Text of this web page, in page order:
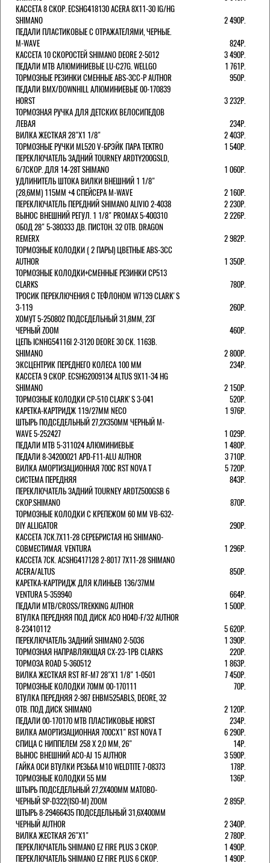
КАССЕТА 8 СКОР. ECSHG418130 ACERA 8Х11-30 IG/HG
SHIMANO
2 490Р.
ПЕДАЛИ ПЛАСТИКОВЫЕ С ОТРАЖАТЕЛЯМИ, ЧЕРНЫЕ.
M-WAVE
824Р.
КАССЕТА 10 СКОРОСТЕЙ SHIMANO DEORE 2-5012
3 490Р.
ПЕДАЛИ MTB АЛЮМИНИЕВЫЕ LU-C27G. WELLGO
1 761Р.
ТОРМОЗНЫЕ РЕЗИНКИ СМЕННЫЕ ABS-3CC-P AUTHOR
950Р.
ПЕДАЛИ BMX/DOWNHILL АЛЮМИНИЕВЫЕ 00-170839
HORST
3 232Р.
ТОРМОЗНАЯ РУЧКА ДЛЯ ДЕТСКИХ ВЕЛОСИПЕДОВ
ЛЕВАЯ
234Р.
ВИЛКА ЖЕСТКАЯ 28"Х1 1/8"
2 403Р.
ТОРМОЗНЫЕ РУЧКИ ML520 V-БРЭЙК ПАРА TEKTRO
1 540Р.
ПЕРЕКЛЮЧАТЕЛЬ ЗАДНИЙ TOURNEY ARDTY200GSLD,
6/7СКОР. ДЛЯ 14-28T SHIMANO
1 060Р.
УДЛИНИТЕЛЬ ШТОКА ВИЛКИ ВНЕШНИЙ 1 1/8"
(28,6ММ) 115ММ +4 СПЕЙСЕРА M-WAVE
2 160Р.
ПЕРЕКЛЮЧАТЕЛЬ ПЕРЕДНИЙ SHIMANO ALIVIO 2-4038
2 230Р.
ВЫНОС ВНЕШНИЙ РЕГУЛ. 1 1/8" PROMAX 5-400310
2 226Р.
ОБОД 28" 5-380333 ДВ. ПИСТОН. 32 ОТВ. DRAGON
REMERX
2 982Р.
ТОРМОЗНЫЕ КОЛОДКИ ( 2 ПАРЫ) ЦВЕТНЫЕ ABS-3CC
AUTHOR
1 350Р.
ТОРМОЗНЫЕ КОЛОДКИ+СМЕННЫЕ РЕЗИНКИ CP513
CLARKS
780Р.
ТРОСИК ПЕРЕКЛЮЧЕНИЯ С ТЕФЛОНОМ W7139 СLARK'S
3-119
260Р.
ХОМУТ 5-250802 ПОДСЕДЕЛЬНЫЙ 31,8ММ, 23Г
ЧЕРНЫЙ ZOOM
460Р.
ЦЕПЬ ICNHG54116I 2-3120 DEORE 30 СК. 116ЗВ.
SHIMANO
2 800Р.
ЭКСЦЕНТРИК ПЕРЕДНЕГО КОЛЕСА 100 ММ
234Р.
КАССЕТА 9 СКОР. ECSHG2009134 ALTUS 9Х11-34 HG
SHIMANO
2 150Р.
ТОРМОЗНЫЕ КОЛОДКИ CP-510 CLARK'S 3-041
520Р.
КАРЕТКА-КАРТРИДЖ 119/27ММ NECO
1 976Р.
ШТЫРЬ ПОДСЕДЕЛЬНЫЙ 27,2Х350ММ ЧЕРНЫЙ M-
WAVE 5-252427
1 029Р.
ПЕДАЛИ MTB 5-311024 АЛЮМИНИЕВЫЕ
1 480Р.
ПЕДАЛИ 8-34200021 APD-F11-ALU AUTHOR
3 710Р.
ВИЛКА АМОРТИЗАЦИОННАЯ 700С RST NOVA T
5 720Р.
СИСТЕМА ПЕРЕДНЯЯ
843Р.
ПЕРЕКЛЮЧАТЕЛЬ ЗАДНИЙ TOURNEY ARDTZ500GSB 6
СКОР.SHIMANO
870Р.
ТОРМОЗНЫЕ КОЛОДКИ С КРЕПЕЖОМ 60 ММ VB-632-
DIY ALLIGATOR
290Р.
КАССЕТА 7СК.7Х11-28 СЕРЕБРИСТАЯ HG SHIMANO-
СОВМЕСТИМАЯ. VENTURA
1 296Р.
КАССЕТА 7СК. ACSHG417128 2-8017 7Х11-28 SHIMANO
ACERA/ALTUS
850Р.
КАРЕТКА-КАРТРИДЖ ДЛЯ КЛИНЬЕВ 136/37ММ
VENTURA 5-359940
664Р.
ПЕДАЛИ MTB/CROSS/TREKKING AUTHOR
1 500Р.
ВТУЛКА ПЕРЕДНЯЯ ПОД ДИСК ACO H04D-F/32 AUTHOR
8-23410112
5 620Р.
ПЕРЕКЛЮЧАТЕЛЬ ЗАДНИЙ SHIMANO 2-5036
1 390Р.
ТОРМОЗНАЯ НАПРАВЛЯЮЩАЯ CX-23-1PB CLARKS
220Р.
ТОРМОЗА ROAD 5-360512
1 863Р.
ВИЛКА ЖЕСТКАЯ RST RF-M7 28"Х1 1/8" 1-0501
7 450Р.
ТОРМОЗНЫЕ КОЛОДКИ 70ММ 00-170111
70Р.
ВТУЛКА ПЕРЕДНЯЯ 2-987 EHBM525ABLS, DEORE, 32
ОТВ. ПОД ДИСК SHIMANO
2 120Р.
ПЕДАЛИ 00-170170 МТВ ПЛАСТИКОВЫЕ HORST
234Р.
ВИЛКА АМОРТИЗАЦИОННАЯ 700СХ1" RST NOVA T
6 290Р.
СПИЦА С НИППЕЛЕМ 258 Х 2,0 ММ, 26"
14Р.
ВЫНОС ВНЕШНИЙ ACO-AJ 15 AUTHOR
3 590Р.
ГАЙКА ОСИ ВТУЛКИ РЕЗЬБА М10 WELDTITE 7-08373
178Р.
ТОРМОЗНЫЕ КОЛОДКИ 55 ММ
136Р.
ШТЫРЬ ПОДСЕДЕЛЬНЫЙ 27,2Х400ММ МАТОВО-
ЧЕРНЫЙ SP-D322(ISO-M) ZOOM
2 895Р.
ШТЫРЬ 8-29466435 ПОДСЕДЕЛЬНЫЙ 31,6X400ММ
ЧЕРНЫЙ AUTHOR
2 340Р.
ВИЛКА ЖЕСТКАЯ 26"Х1"
2 780Р.
ПЕРЕКЛЮЧАТЕЛЬ SHIMANO EZ FIRE PLUS 3 СКОР.
1 490Р.
ПЕРЕКЛЮЧАТЕЛЬ SHIMANO EZ FIRE PLUS 6 СКОР.
1 490Р.